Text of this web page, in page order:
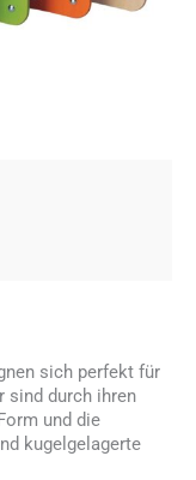
sich perfekt für
sind durch ihren
und die
kugelgelagerte